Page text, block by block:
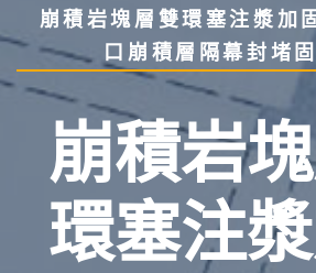
崩積岩塊層雙環塞注漿加
口崩積層隔幕封堵
崩積岩
環塞注